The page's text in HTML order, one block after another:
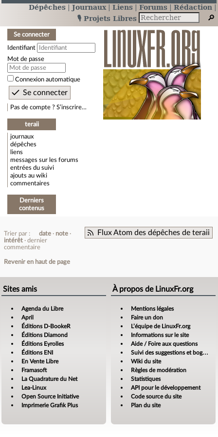
Dépêches Journaux Liens Forums
Rédaction
🎙️ Projets Libres
Se connecter
Identifiant
Mot de passe
Connexion automatique
Pas de compte ? S’inscrire…
teraii
journaux
dépêches
liens
messages sur les forums
entrées du suivi
ajouts au wiki
commentaires
Derniers
contenus
Flux Atom des dépêches de teraii
Trier par : date
note
intérêt
dernier
commentaire
Revenir en haut de page
Sites amis
Agenda du Libre
April
Éditions D-BookeR
Éditions Diamond
Éditions Eyrolles
Éditions ENI
En Vente Libre
Framasoft
La Quadrature du Net
Lea-Linux
Open Source Initiative
Imprimerie Grafik Plus
À propos de LinuxFr.org
Mentions légales
Faire un don
L’équipe de LinuxFr.org
Informations sur le site
Aide / Foire aux questions
Suivi des suggestions et bogues
Wiki du site
Règles de modération
Statistiques
API pour le développement
Code source du site
Plan du site